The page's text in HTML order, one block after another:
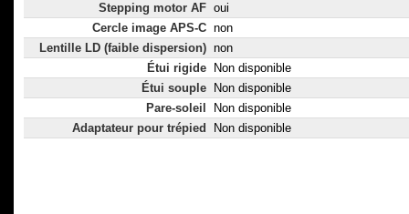
Stepping motor AF oui
Cercle image APS-C non
Lentille LD (faible dispersion) non
Étui rigide
Non disponible
Étui souple
Non disponible
Pare-soleil
Non disponible
Adaptateur pour trépied
Non disponible